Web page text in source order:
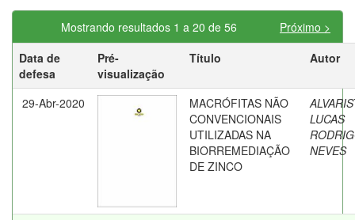
Mostrando resultados 1 a 20 de 56
Próximo >
Data de
defesa
Pré-
visualização
Título Autor
29-Abr-2020
MACRÓFITAS NÃO
CONVENCIONAIS
UTILIZADAS NA
BIORREMEDIAÇÃO
DE ZINCO
LUCAS
NEVES